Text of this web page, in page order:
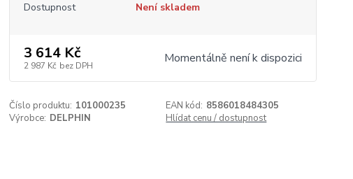
Dostupnost Není skladem
3 614 Kč
2 987 Kč bez DPH Momentálně není k dispozici
Číslo produktu: 101000235 EAN kód: 8586018484305
Výrobce: DELPHIN Hlídat cenu / dostupnost